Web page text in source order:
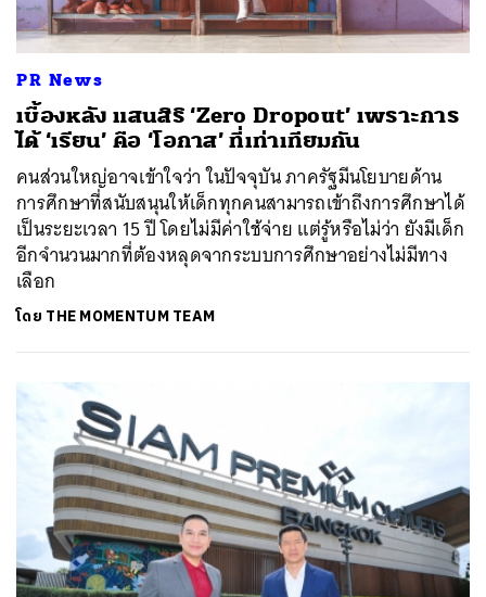
PR News
เบื้องหลัง แสนสิริ ‘Zero Dropout’ เพราะการ
ได้ ‘เรียน’ คือ ‘โอกาส’ ที่เท่าเทียมกัน
คนส่วนใหญ่อาจเข้าใจว่า ในปัจจุบัน ภาครัฐมีนโยบายด้าน
การศึกษาที่สนับสนุนให้เด็กทุกคนสามารถเข้าถึงการศึกษาได้
เป็นระยะเวลา 15 ปี โดยไม่มีค่าใช้จ่าย แต่รู้หรือไม่ว่า ยังมีเด็ก
อีกจำนวนมากที่ต้องหลุดจากระบบการศึกษาอย่างไม่มีทาง
เลือก
โดย THE MOMENTUM TEAM